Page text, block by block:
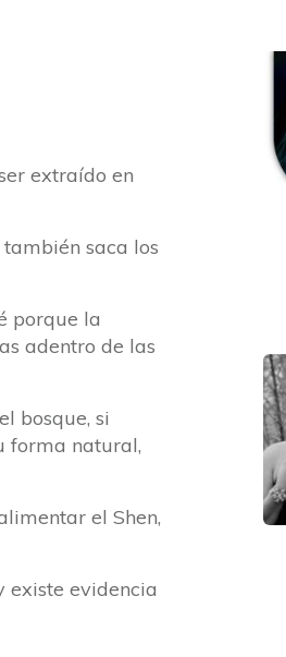
extraído en
saca los
porque la
adentro de las
bosque, si
forma natural,
el Shen,
existe evidencia